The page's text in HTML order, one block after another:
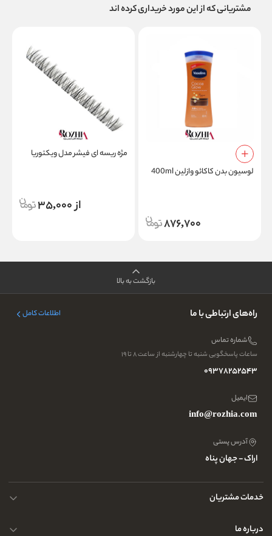
مشتریانی که از این مورد خریداری کرده اند
لوسیون بدن کاکائو وازلین 400ml
876,700
مژه ریسه ای فیشر مدل ویکتوریا
از 35,000
بازگشت به بالا
راه‌های ارتباطی با ما اطلاعات کامل
شماره تماس
ساعات پاسخگویی شنبه تا چهارشنبه از ساعت ۸ تا ۱۹
09378252543
ایمیل
info@rozhia.com
آدرس پستی
اراک - جهان پناه
خدمات مشتریان
حریم خصوصی کاربران
درباره ما